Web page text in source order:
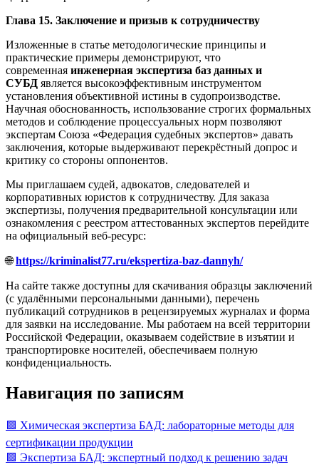
Глава 15. Заключение и призыв к сотрудничеству
Изложенные в статье методологические принципы и
практические примеры демонстрируют, что
современная инженерная экспертиза баз данных и
СУБД является высокоэффективным инструментом
установления объективной истины в судопроизводстве.
Научная обоснованность, использование строгих формальных
методов и соблюдение процессуальных норм позволяют
экспертам Союза «Федерация судебных экспертов» давать
заключения, которые выдерживают перекрёстный допрос и
критику со стороны оппонентов.
Мы приглашаем судей, адвокатов, следователей и
корпоративных юристов к сотрудничеству. Для заказа
экспертизы, получения предварительной консультации или
ознакомления с реестром аттестованных экспертов перейдите
на официальный веб-ресурс:
🌐https://kriminalist77.ru/ekspertiza-baz-dannyh/
На сайте также доступны для скачивания образцы заключений
(с удалёнными персональными данными), перечень
публикаций сотрудников в рецензируемых журналах и форма
для заявки на исследование. Мы работаем на всей территории
Российской Федерации, оказываем содействие в изъятии и
транспортировке носителей, обеспечиваем полную
конфиденциальность.
Навигация по записям
🟩 Химическая экспертиза БАД: лабораторные методы для
сертификации продукции
🟩 Экспертиза БАД: экспертный подход к решению задач